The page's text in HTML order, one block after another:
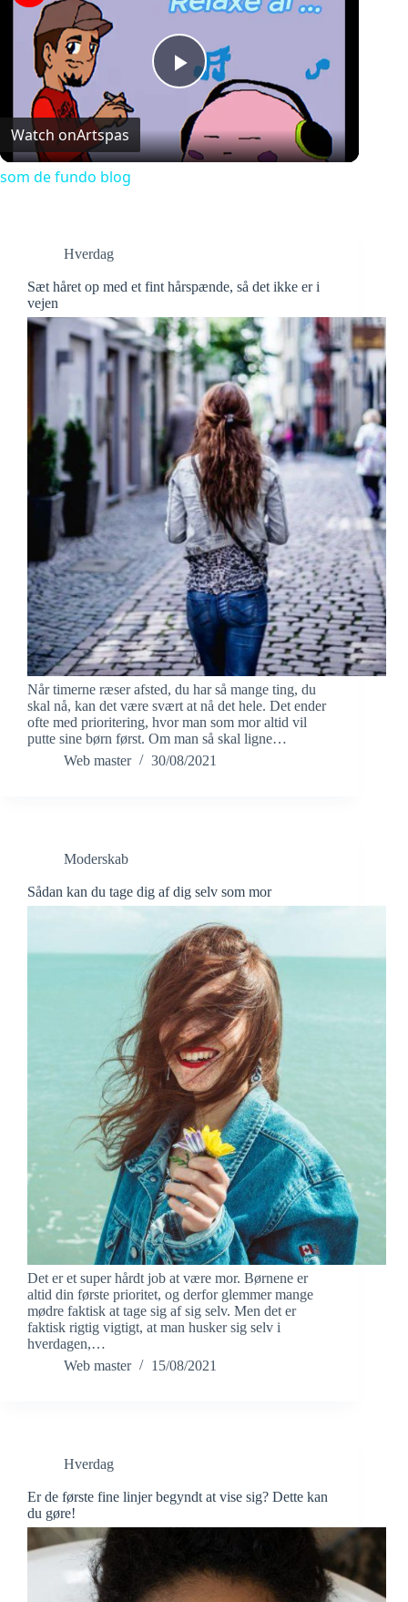
P
l
i
d
e
o
Watch onArtspas
som de fundo blog
Hverdag
Sæt håret op med et fint hårspænde, så det ikke er i
vejen
Når timerne ræser afsted, du har så mange ting, du
skal nå, kan det være svært at nå det hele. Det ender
ofte med prioritering, hvor man som mor altid vil
putte sine børn først. Om man så skal ligne…
Web master
30/08/2021
Moderskab
Sådan kan du tage dig af dig selv som mor
Det er et super hårdt job at være mor. Børnene er
altid din første prioritet, og derfor glemmer mange
mødre faktisk at tage sig af sig selv. Men det er
faktisk rigtig vigtigt, at man husker sig selv i
hverdagen,…
Web master
15/08/2021
Hverdag
Er de første fine linjer begyndt at vise sig? Dette kan
du gøre!